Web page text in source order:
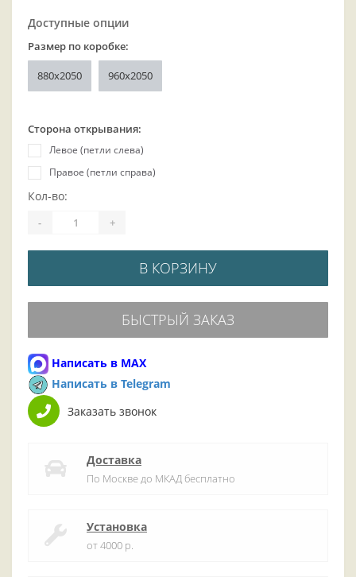
Доступные опции
Размер по коробке:
880х2050 960x2050
Сторона открывания:
Левое (петли слева)
Правое (петли справа)
Кол-во:
- +
В КОРЗИНУ
БЫСТРЫЙ ЗАКАЗ
Написать в MAX
Написать в Telegram
Заказать звонок
Доставка
По Москве до МКАД бесплатно
Установка
от 4000 р.